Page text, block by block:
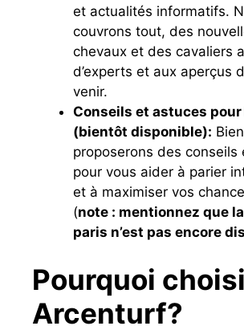
et actualités informatifs.
couvrons tout, des
chevaux et des cavaliers
d’experts et aux aperçus
venir.
Conseils et astuces
(bientôt disponible):
proposerons des conseils
pour vous aider à parier
et à maximiser vos
(note : mentionnez que
paris n’est pas encore
Pourquoi
Arcenturf?